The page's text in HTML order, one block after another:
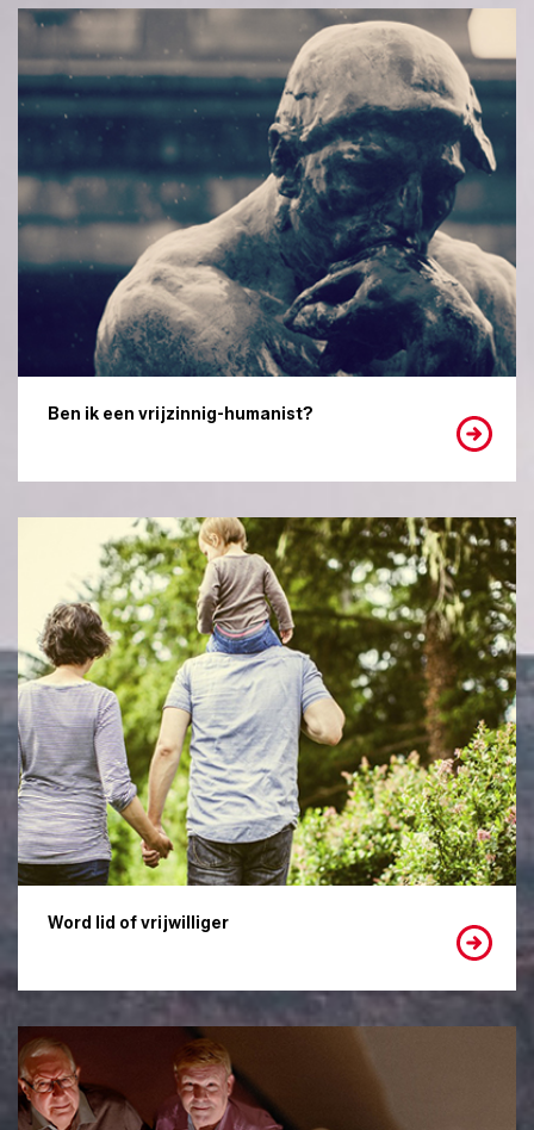
Ben ik een vrijzinnig-humanist?
Word lid of vrijwilliger